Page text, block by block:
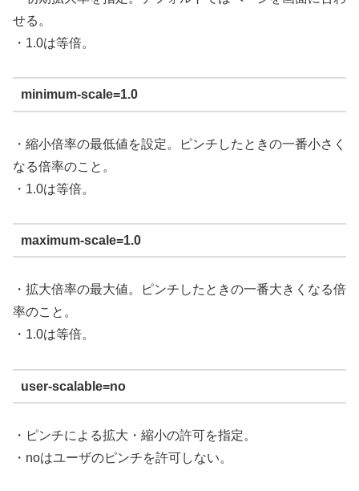
せる。
・1.0は等倍。
minimum-scale=1.0
・縮小倍率の最低値を設定。ピンチしたときの一番小さく
なる倍率のこと。
・1.0は等倍。
maximum-scale=1.0
・拡大倍率の最大値。ピンチしたときの一番大きくなる倍
率のこと。
・1.0は等倍。
user-scalable=no
・ピンチによる拡大・縮小の許可を指定。
・noはユーザのピンチを許可しない。